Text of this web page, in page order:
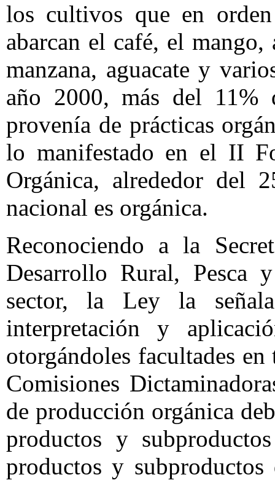
los cultivos que en
abarcan el café, el
manzana, aguacate y
año 2000, más del 11%
provenía de prácticas
lo manifestado en el II
Orgánica, alrededor del
nacional es orgánica.
Reconociendo a la
Desarrollo Rural, Pesca
sector, la Ley la
interpretación y
otorgándoles facultades
Comisiones
de producción orgánica
productos y
productos y